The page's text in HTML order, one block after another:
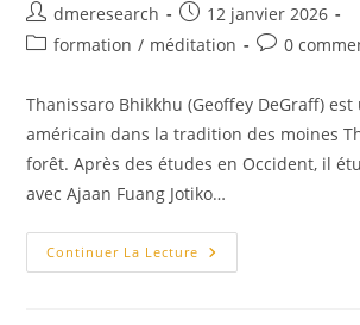
Auteur/autrice
de
dmeresearch
Publication
publiée :
12 janvier 2026
Postformation / méditation
la
publication :
0
Thanissaro Bhikkhu (Geoffey DeGraff)
américain dans la tradition des moines
forêt. Après des études en Occident, il
avec Ajaan Fuang Jotiko…
Continuer La Lecture Dhammatalks
Mp3